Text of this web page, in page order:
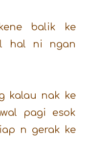
balik ke
hal ni ngan
kalau nak ke
pagi esok
n gerak ke